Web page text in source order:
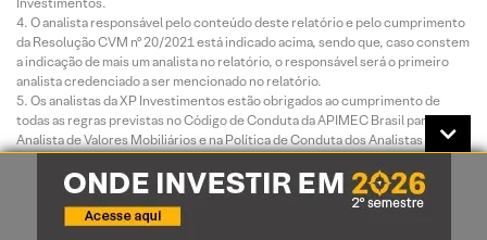
O analista responsável pelo conteúdo deste relatório e pelo cumprimento
da Resolução CVM nº 20/2021 está indicado acima, sendo que, caso constem
a indicação de mais um analista no relatório, o responsável será o primeiro
analista credenciado a ser mencionado no relatório.
Os analistas da XP Investimentos estão obrigados ao cumprimento de
todas as regras previstas no Código de Conduta da APIMEC Brasil para o
Analista de Valores Mobiliários e na Política de Conduta dos Analistas de
O atendimento de nossos clientes é realizado por empregados da XP
Investimentos ou por assessores de investimento que desempenham suas
atividades por meio da XP, em conformidade com a Resolução CVM nº